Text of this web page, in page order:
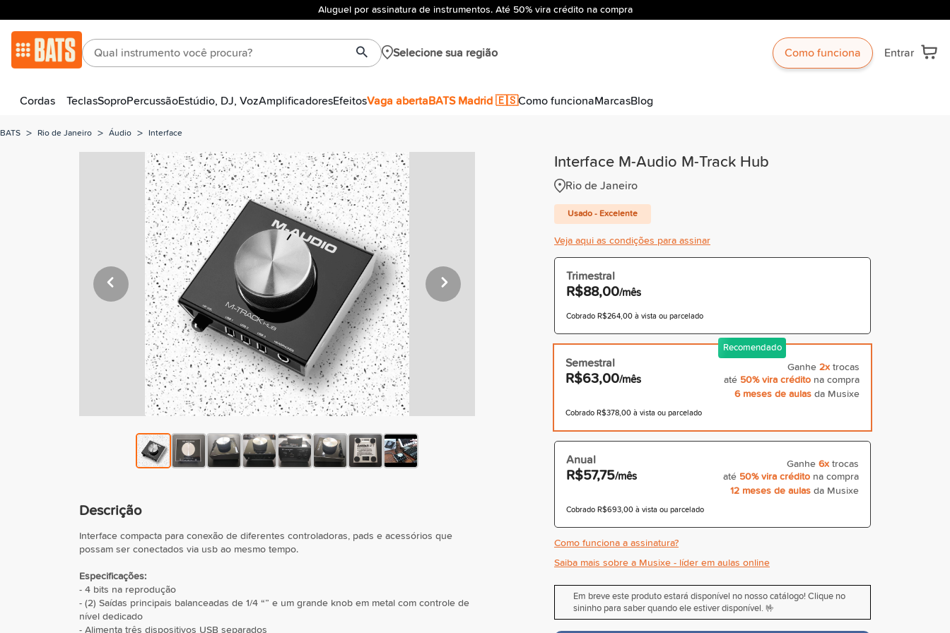
Aluguel por assinatura de instrumentos. Até 50% vira crédito na compra
Selecione sua região Como funciona Entrar
Cordas TeclasSoproPercussãoEstúdio, DJ, VozAmplificadoresEfeitosVaga abertaBATS Madrid 🇪🇸Como funcionaMarcasBlog
BATS > Rio de Janeiro > Áudio > Interface
Descrição
Interface compacta para conexão de diferentes controladoras, pads e acessórios que
possam ser conectados via usb ao mesmo tempo.
Especificações:
- 4 bits na reprodução
- (2) Saídas principais balanceadas de 1/4 “” e um grande knob em metal com controle de
nível dedicado
- Alimenta três dispositivos USB separados
Interface M-Audio M-Track Hub
Rio de Janeiro
Usado - Excelente
Veja aqui as condições para assinar
Trimestral
R$88,00/mês
Cobrado R$264,00 à vista ou parcelado
Recomendado
Ganhe 2x trocas
até 50% vira crédito na compra
6 meses de aulas da Musixe
Semestral
R$63,00/mês
Cobrado R$378,00 à vista ou parcelado
Ganhe 6x trocas
até 50% vira crédito na compra
12 meses de aulas da Musixe
Anual
R$57,75/mês
Cobrado R$693,00 à vista ou parcelado
Como funciona a assinatura?
Saiba mais sobre a Musixe - líder em aulas online
Em breve este produto estará disponível no nosso catálogo! Clique no
sininho para saber quando ele estiver disponível. 🤟